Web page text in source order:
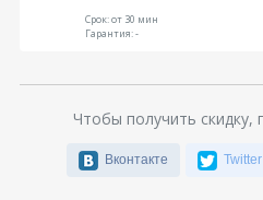
Срок:от 30 мин
Гарантия:-
Чтобы получить скидку,
Вконтакте Twitter